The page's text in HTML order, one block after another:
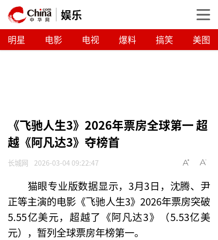
娱乐
明星 电影 电视 爆料 搞笑 美图
《飞驰人生3》2026年票房全球第一 超
越《阿凡达3》夺榜首
长城网 2026-03-04 09:22:47
猫眼专业版数据显示，3月3日，沈腾、尹
正等主演的电影《飞驰人生3》2026年票房突破
5.55亿美元，超越了《阿凡达3》（5.53亿美
元），暂列全球票房年榜第一。